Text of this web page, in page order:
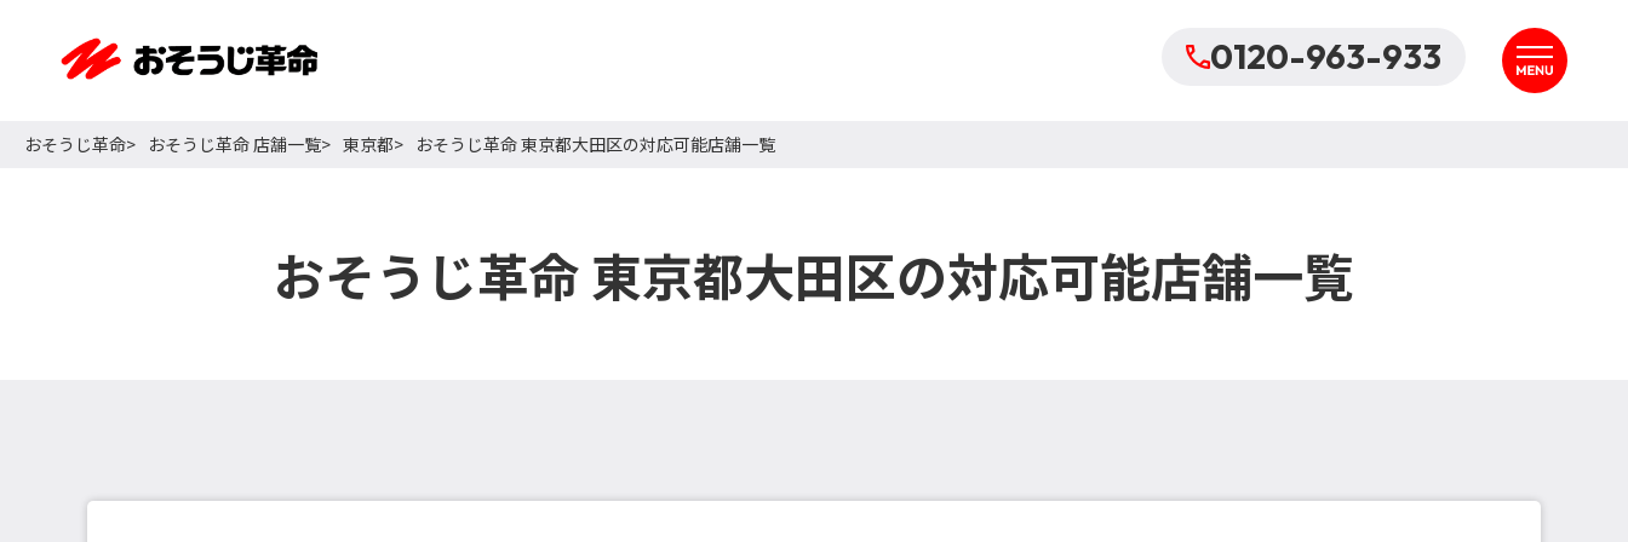
0120-963-933
おそうじ革命 おそうじ革命 店舗一覧 東京都 おそうじ革命 東京都大田区の対応可能店舗一覧
おそうじ革命 東京都大田区の対応可能店舗一覧